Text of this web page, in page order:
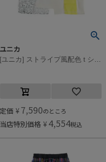
ユニカ
定価 ¥ 7,590のところ
当店特別価格 ¥ 4,554税込